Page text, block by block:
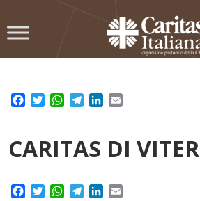
to
Facebook
TwitterWhatsApp
TelegramLinkedIn
CARITAS DI
Facebook
TwitterWhatsApp
TelegramLinkedIn